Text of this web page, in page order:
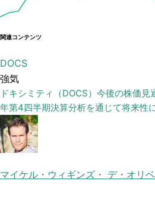
関連コンテンツ
DOCS
強気
ドキシミティ（DOCS）今後の株価
年第4四半期決算分析を通じて将来性
マイケル・ウィギンズ・ デ・オリ